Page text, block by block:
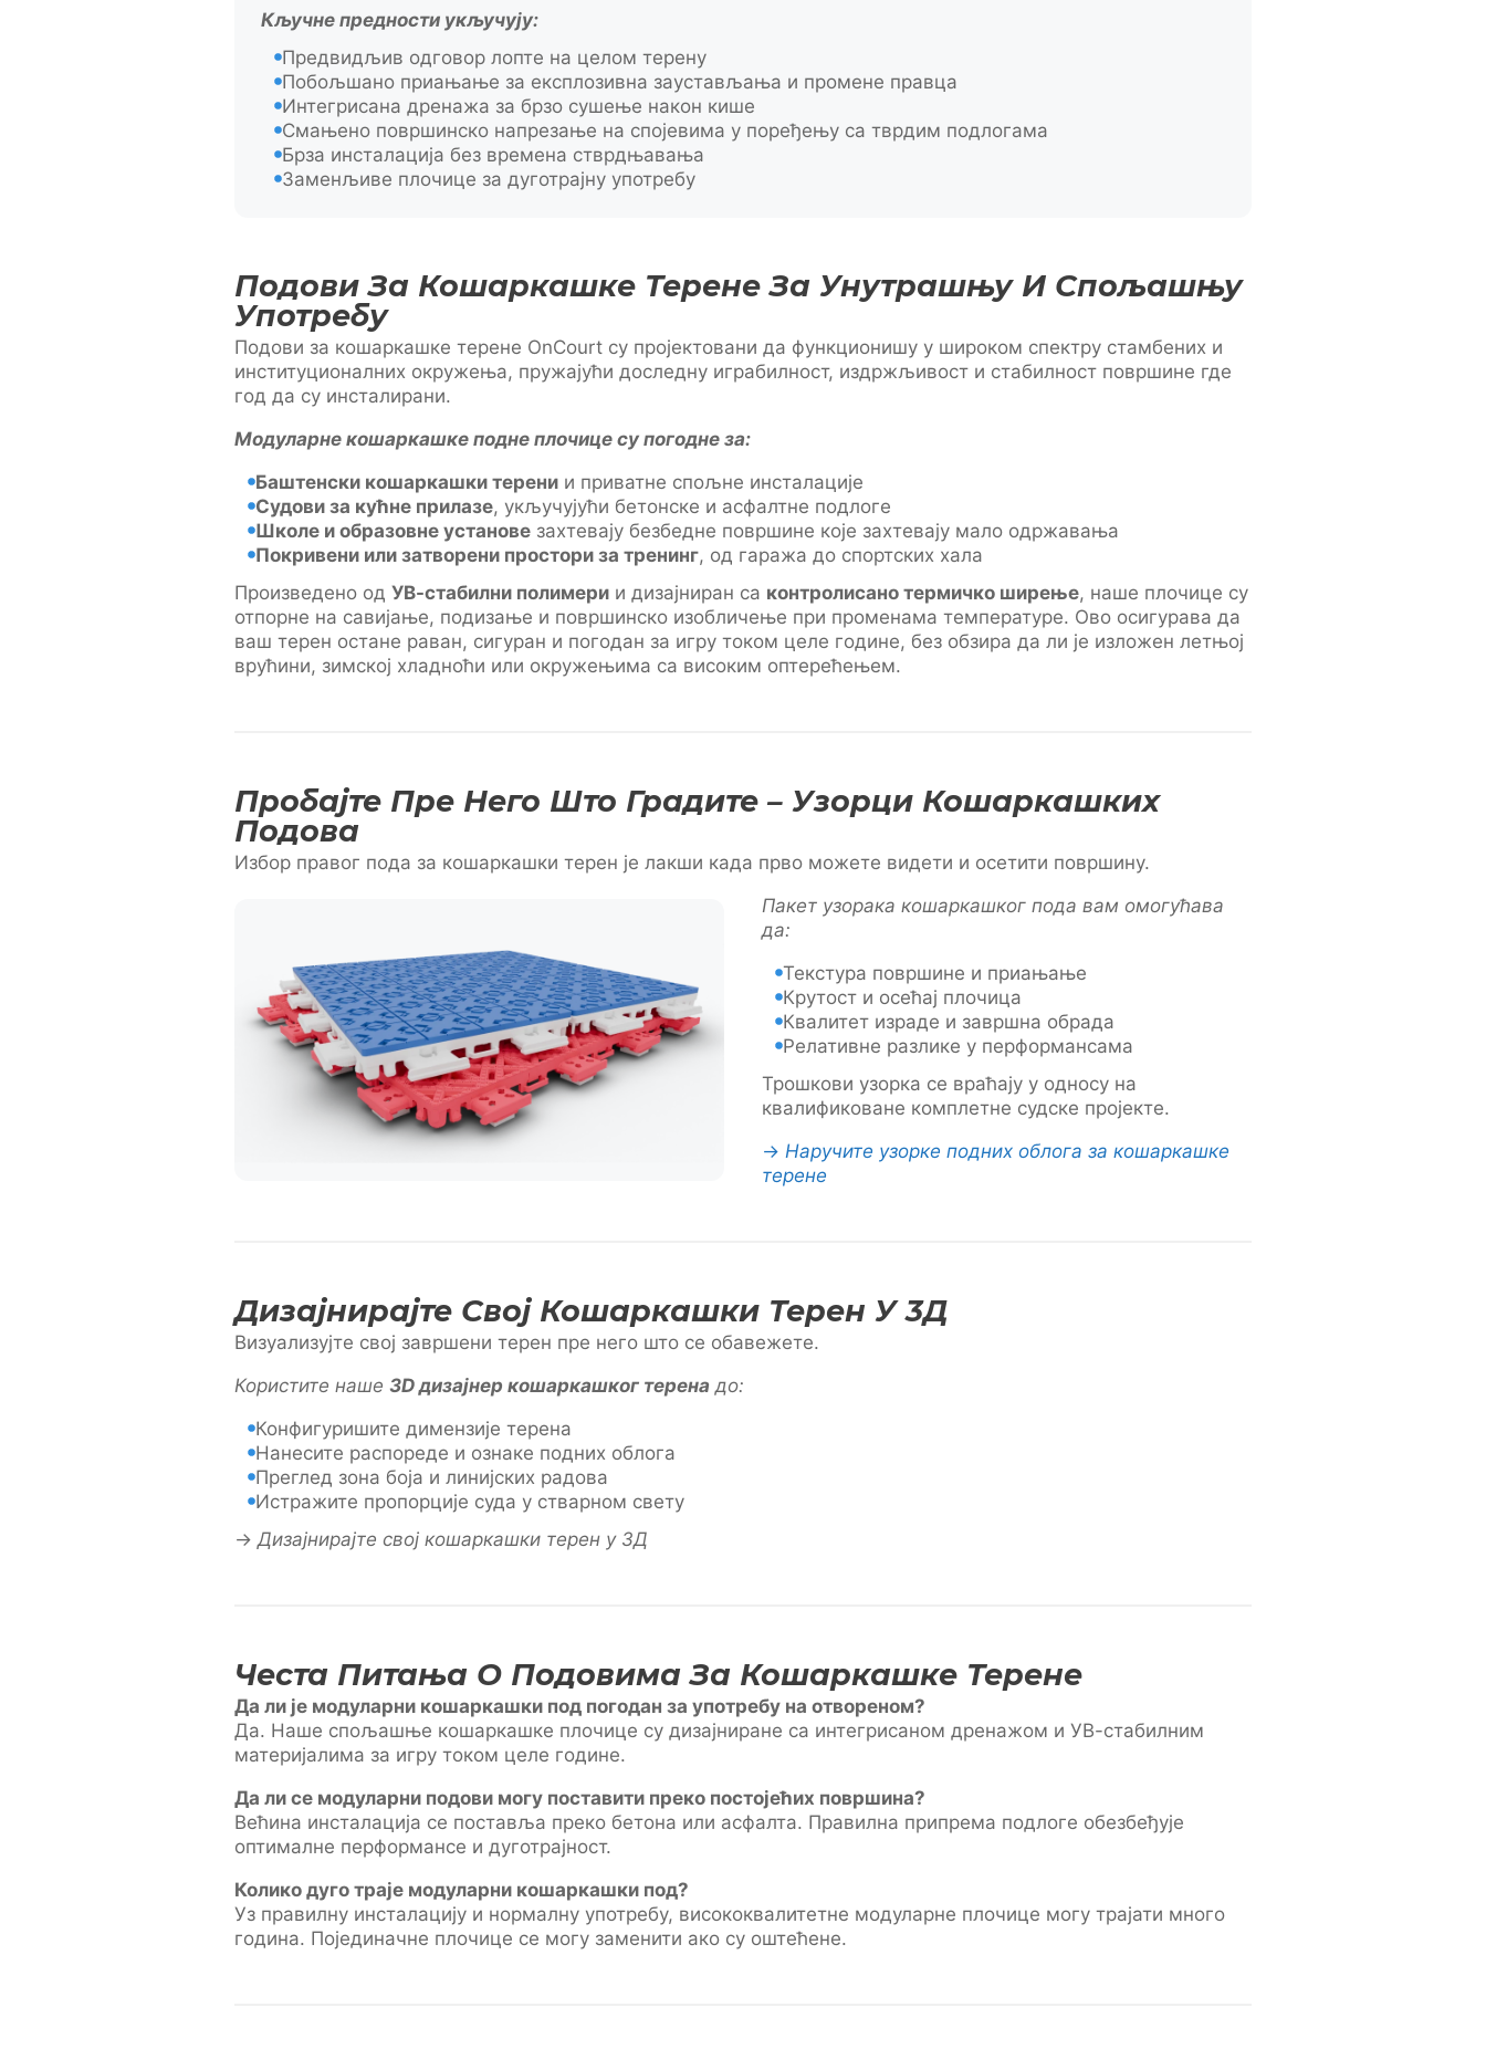
Кључне предности укључују:
Предвидљив одговор лопте на целом терену
Побољшано приањање за експлозивна заустављања и промене правца
Интегрисана дренажа за брзо сушење након кише
Смањено површинско напрезање на спојевима у поређењу са тврдим подлогама
Брза инсталација без времена стврдњавања
Заменљиве плочице за дуготрајну употребу
Подови За Кошаркашке Терене За Унутрашњу И Спољашњу
Употребу
Подови за кошаркашке терене OnCourt су пројектовани да функционишу у широком спектру стамбених и
институционалних окружења, пружајући доследну играбилност, издржљивост и стабилност површине где
год да су инсталирани.
Модуларне кошаркашке подне плочице су погодне за:
Баштенски кошаркашки терении приватне спољне инсталације
Судови за кућне прилазе, укључујући бетонске и асфалтне подлоге
Школе и образовне установезахтевају безбедне површине које захтевају мало одржавања
Покривени или затворени простори за тренинг, од гаража до спортских хала
Произведено од УВ-стабилни полимери и дизајниран са контролисано термичко ширење, наше плочице су
отпорне на савијање, подизање и површинско изобличење при променама температуре. Ово осигурава да
ваш терен остане раван, сигуран и погодан за игру током целе године, без обзира да ли је изложен летњој
врућини, зимској хладноћи или окружењима са високим оптерећењем.
Пробајте Пре Него Што Градите – Узорци Кошаркашких
Подова
Избор правог пода за кошаркашки терен је лакши када прво можете видети и осетити површину.
Пакет узорака кошаркашког пода вам омогућава
да:
Текстура површине и приањање
Крутост и осећај плочица
Квалитет израде и завршна обрада
Релативне разлике у перформансама
Трошкови узорка се враћају у односу на
квалификоване комплетне судске пројекте.
→ Наручите узорке подних облога за кошаркашке
терене
Дизајнирајте Свој Кошаркашки Терен У 3Д
Визуализујте свој завршени терен пре него што се обавежете.
Користите наше 3D дизајнер кошаркашког терена до:
Конфигуришите димензије терена
Нанесите распореде и ознаке подних облога
Преглед зона боја и линијских радова
Истражите пропорције суда у стварном свету
→ Дизајнирајте свој кошаркашки терен у 3Д
Честа Питања О Подовима За Кошаркашке Терене
Да ли је модуларни кошаркашки под погодан за употребу на отвореном?
Да. Наше спољашње кошаркашке плочице су дизајниране са интегрисаном дренажом и УВ-стабилним
материјалима за игру током целе године.
Да ли се модуларни подови могу поставити преко постојећих површина?
Већина инсталација се поставља преко бетона или асфалта. Правилна припрема подлоге обезбеђује
оптималне перформансе и дуготрајност.
Колико дуго траје модуларни кошаркашки под?
Уз правилну инсталацију и нормалну употребу, висококвалитетне модуларне плочице могу трајати много
година. Појединачне плочице се могу заменити ако су оштећене.